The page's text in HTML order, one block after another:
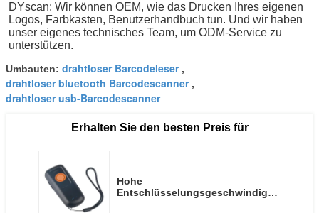
DYscan: Wir können OEM, wie das Drucken Ihres eigenen
Logos, Farbkasten, Benutzerhandbuch tun. Und wir haben
unser eigenes technisches Team, um ODM-Service zu
unterstützen.
Umbauten: drahtloser Barcodeleser,
drahtloser bluetooth Barcodescanner,
drahtloser usb-Barcodescanner
Erhalten Sie den besten Preis für
Hohe
Entschlüsselungsgeschwindigkeit